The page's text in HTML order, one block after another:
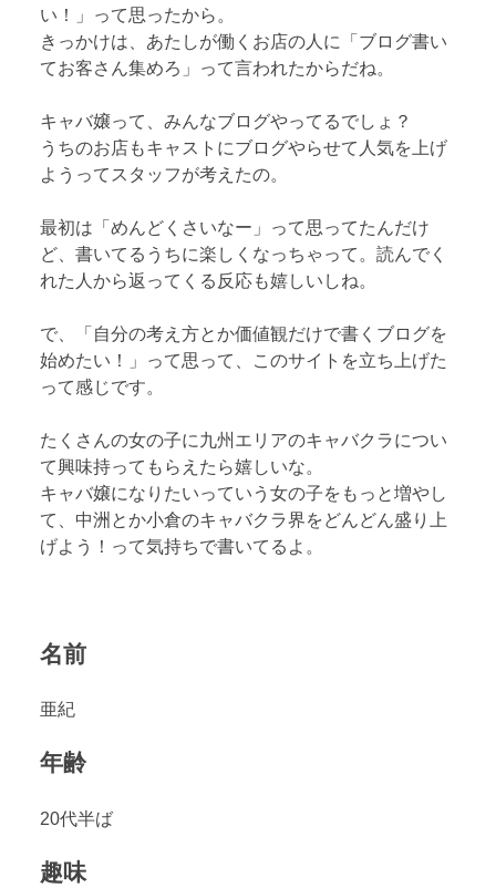
い！」って思ったから。
きっかけは、あたしが働くお店の人に「ブログ書い
てお客さん集めろ」って言われたからだね。
キャバ嬢って、みんなブログやってるでしょ？
うちのお店もキャストにブログやらせて人気を上げ
ようってスタッフが考えたの。
最初は「めんどくさいなー」って思ってたんだけ
ど、書いてるうちに楽しくなっちゃって。読んでく
れた人から返ってくる反応も嬉しいしね。
で、「自分の考え方とか価値観だけで書くブログを
始めたい！」って思って、このサイトを立ち上げた
って感じです。
たくさんの女の子に九州エリアのキャバクラについ
て興味持ってもらえたら嬉しいな。
キャバ嬢になりたいっていう女の子をもっと増やし
て、中洲とか小倉のキャバクラ界をどんどん盛り上
げよう！って気持ちで書いてるよ。
名前
亜紀
年齢
20代半ば
趣味